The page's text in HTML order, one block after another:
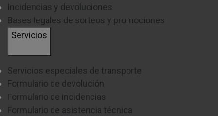
Incidencias y devoluciones
Bases legales de sorteos y promociones
Servicios
Servicios especiales de transporte
Formulario de devolución
Formulario de incidencias
Formulario de asistencia técnica